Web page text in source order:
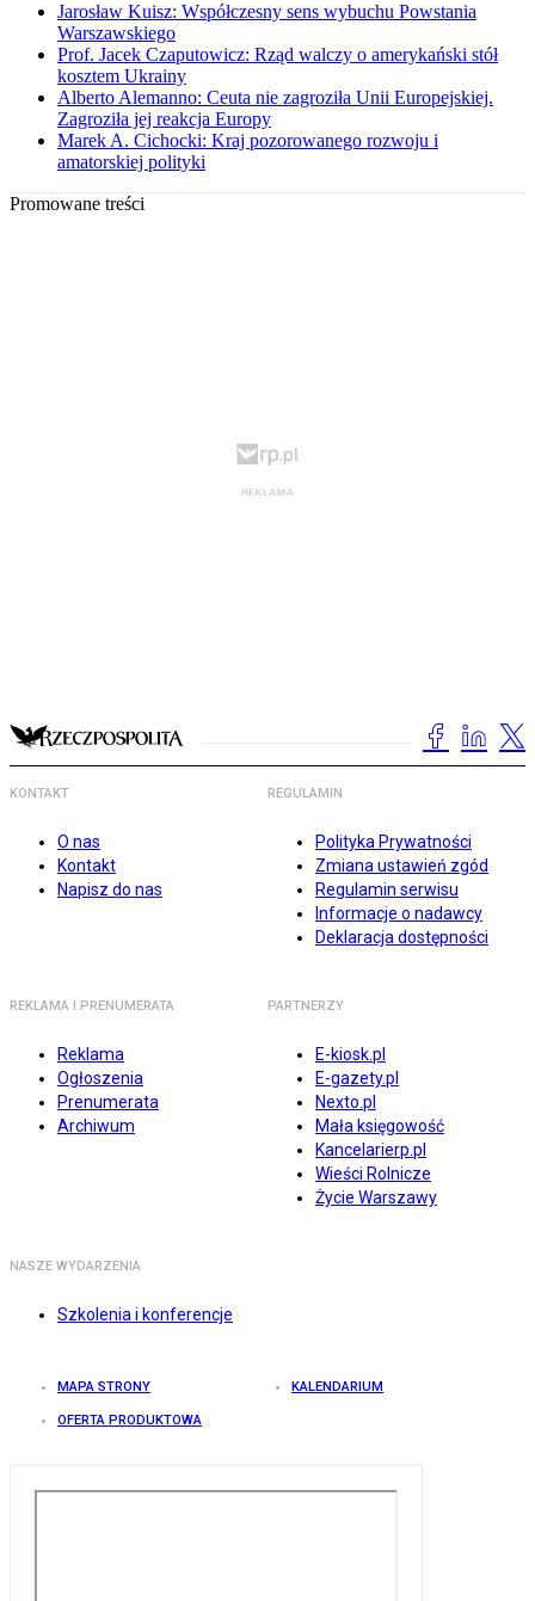
Jarosław Kuisz: Współczesny sens wybuchu Powstania
Warszawskiego
Prof. Jacek Czaputowicz: Rząd walczy o amerykański stół
kosztem Ukrainy
Alberto Alemanno: Ceuta nie zagroziła Unii Europejskiej.
Zagroziła jej reakcja Europy
Marek A. Cichocki: Kraj pozorowanego rozwoju i
amatorskiej polityki
Promowane treści
KONTAKT
O nas
Kontakt
Napisz do nas
REGULAMIN
Polityka Prywatności
Zmiana ustawień zgód
Regulamin serwisu
Informacje o nadawcy
Deklaracja dostępności
REKLAMA I PRENUMERATA
Reklama
Ogłoszenia
Prenumerata
Archiwum
PARTNERZY
E-kiosk.pl
E-gazety.pl
Nexto.pl
Mała księgowość
Kancelarierp.pl
Wieści Rolnicze
Życie Warszawy
NASZE WYDARZENIA
Szkolenia i konferencje
MAPA STRONY KALENDARIUM
OFERTA PRODUKTOWA